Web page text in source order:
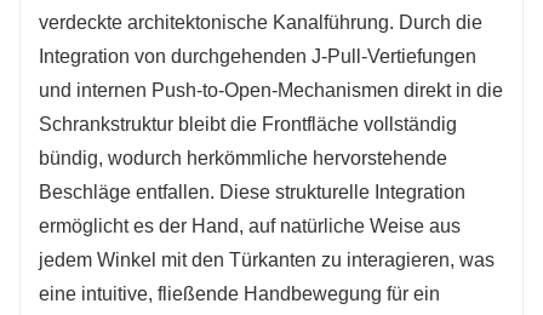
verdeckte architektonische Kanalführung. Durch die
Integration von durchgehenden J-Pull-Vertiefungen
und internen Push-to-Open-Mechanismen direkt in die
Schrankstruktur bleibt die Frontfläche vollständig
bündig, wodurch herkömmliche hervorstehende
Beschläge entfallen. Diese strukturelle Integration
ermöglicht es der Hand, auf natürliche Weise aus
jedem Winkel mit den Türkanten zu interagieren, was
eine intuitive, fließende Handbewegung für ein